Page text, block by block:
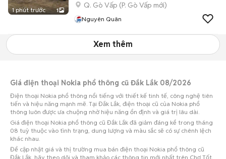
1 phút trước 1
Q. Gò Vấp (P. Gò Vấp mới)
Nguyên Quân
Xem thêm
Giá điện thoại Nokia phổ thông cũ Đắk Lắk 08/2026
Điện thoại Nokia phổ thông nổi tiếng với thiết kế tinh tế, công nghệ tiên
tiến và hiệu năng mạnh mẽ. Tại Đắk Lắk, điện thoại cũ của Nokia phổ
thông luôn được ưa chuộng nhờ hiệu năng ổn định và giá trị lâu dài.
Giá điện thoại Nokia phổ thông cũ Đắk Lắk đã giảm đáng kể trong tháng
08 tuỳ thuộc vào tình trạng, dung lượng và màu sắc sẽ có sự chênh lệch
khác nhau.
Để cập nhật giá và thị trường mua bán điện thoại Nokia phổ thông cũ
Đắk Lắk, hãy theo dõi và tham khảo các thông tin mới nhất trên Chợ Tốt.